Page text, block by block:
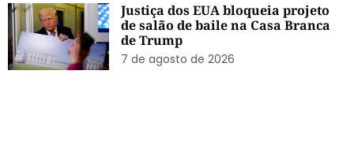
Justiça dos EUA bloqueia projeto
de salão de baile na Casa Branca
de Trump
7 de agosto de 2026